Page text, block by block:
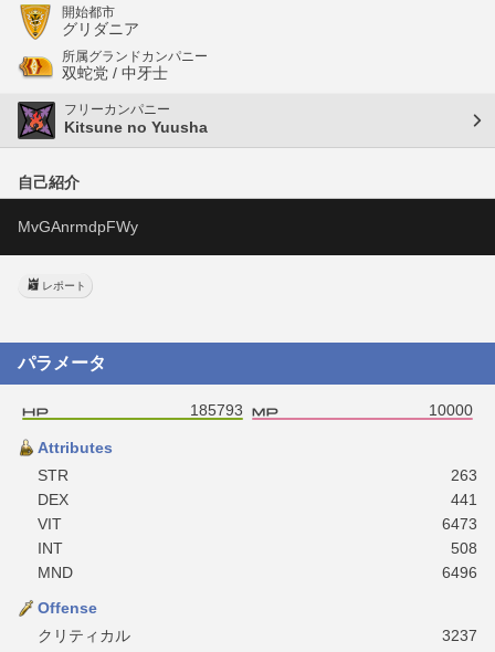
開始都市
グリダニア
所属グランドカンパニー
双蛇党 / 中牙士
フリーカンパニー
Kitsune no Yuusha
自己紹介
MvGAnrmdpFWy
レポート
パラメータ
185793 10000
Attributes
STR
263
DEX
441
VIT
6473
INT
508
MND
6496
Offense
クリティカル
3237